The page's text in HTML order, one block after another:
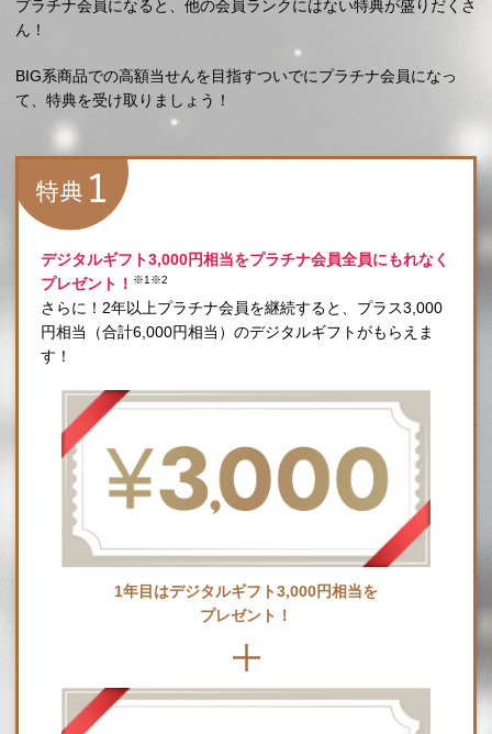
プラチナ会員になると、他の会員ランクにはない特典が盛りだくさ
ん！
BIG系商品での高額当せんを目指すついでにプラチナ会員になっ
て、特典を受け取りましょう！
デジタルギフト3,000円相当をプラチナ会員全員にもれなく
プレゼント！ ※1※2
さらに！2年以上プラチナ会員を継続すると、プラス3,000
円相当（合計6,000円相当）のデジタルギフトがもらえま
す！
1年目はデジタルギフト3,000円相当を
プレゼント！